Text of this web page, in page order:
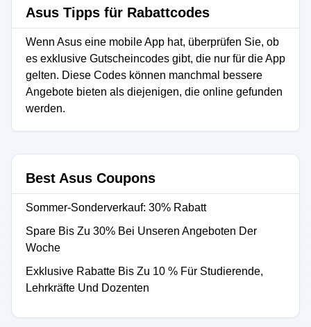
Asus Tipps für Rabattcodes
Wenn Asus eine mobile App hat, überprüfen Sie, ob
es exklusive Gutscheincodes gibt, die nur für die App
gelten. Diese Codes können manchmal bessere
Angebote bieten als diejenigen, die online gefunden
werden.
Best Asus Coupons
Sommer-Sonderverkauf: 30% Rabatt
Spare Bis Zu 30% Bei Unseren Angeboten Der
Woche
Exklusive Rabatte Bis Zu 10 % Für Studierende,
Lehrkräfte Und Dozenten